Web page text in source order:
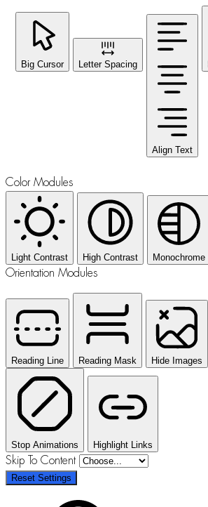
Big Cursor Letter Spacing
Align Text
Color Modules
Light Contrast High Contrast Monochrome
Orientation Modules
Reading Line Reading Mask Hide Images
Stop Animations Highlight Links
Skip To Content
Reset Settings